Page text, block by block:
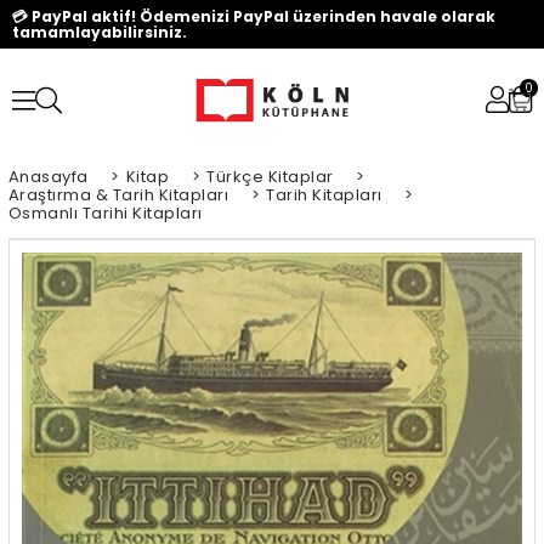
💳 PayPal aktif! Ödemenizi PayPal üzerinden havale olarak
tamamlayabilirsiniz.
0
Anasayfa > Kitap > Türkçe Kitaplar >
Araştırma & Tarih Kitapları > Tarih Kitapları >
Osmanlı Tarihi Kitapları